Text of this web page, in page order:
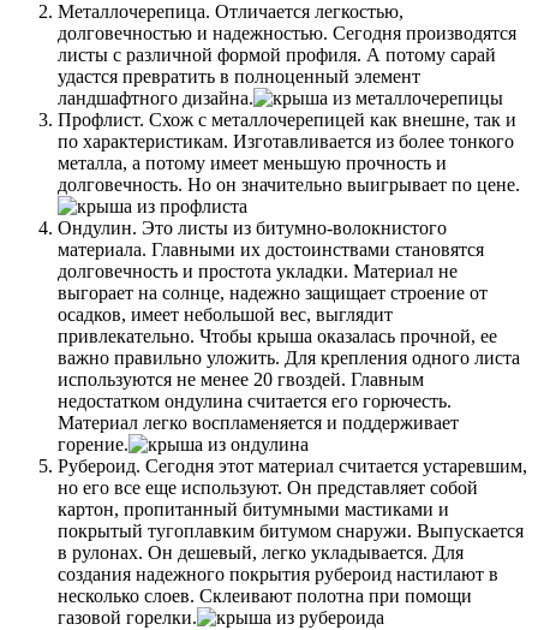
Металлочерепица. Отличается легкостью,
долговечностью и надежностью. Сегодня производятся
листы с различной формой профиля. А потому сарай
удастся превратить в полноценный элемент
ландшафтного дизайна.
Профлист. Схож с металлочерепицей как внешне, так и
по характеристикам. Изготавливается из более тонкого
металла, а потому имеет меньшую прочность и
долговечность. Но он значительно выигрывает по цене.
Ондулин. Это листы из битумно-волокнистого
материала. Главными их достоинствами становятся
долговечность и простота укладки. Материал не
выгорает на солнце, надежно защищает строение от
осадков, имеет небольшой вес, выглядит
привлекательно. Чтобы крыша оказалась прочной, ее
важно правильно уложить. Для крепления одного листа
используются не менее 20 гвоздей. Главным
недостатком ондулина считается его горючесть.
Материал легко воспламеняется и поддерживает
горение.
Рубероид. Сегодня этот материал считается устаревшим,
но его все еще используют. Он представляет собой
картон, пропитанный битумными мастиками и
покрытый тугоплавким битумом снаружи. Выпускается
в рулонах. Он дешевый, легко укладывается. Для
создания надежного покрытия рубероид настилают в
несколько слоев. Склеивают полотна при помощи
газовой горелки.